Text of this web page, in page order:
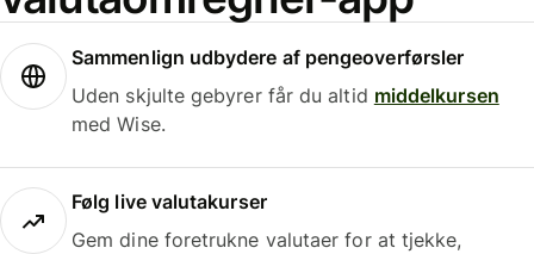
Sammenlign udbydere af pengeoverførsler
Uden skjulte gebyrer får du altid middelkursen
med Wise.
Følg live valutakurser
Gem dine foretrukne valutaer for at tjekke,